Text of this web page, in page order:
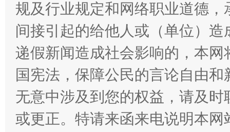
阿坝州三大球赛在茂县开幕 规模
规及行业规定和网络职业道德
间接引起的给他人或（单位）
递假新闻造成社会影响的，本
国宪法，保障公民的言论自由
无意中涉及到您的权益，请及
或更正。特请来函来电说明本